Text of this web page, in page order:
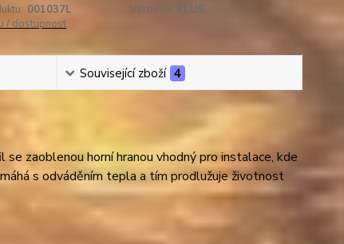
001037L Výrobce: KLUŚ
/ dostupnost
Související zboží 4
zaoblenou horní hranou vhodný pro instalace, kde
s odváděním tepla a tím prodlužuje životnost